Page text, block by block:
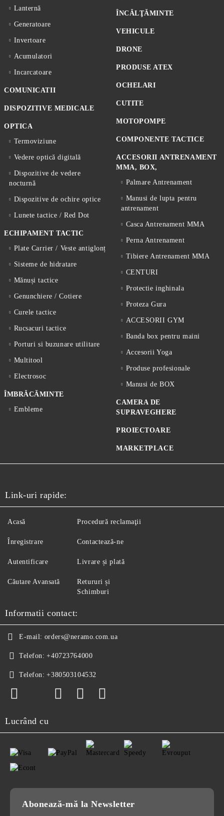
Lanternă
Generatoare
Invertoare
Acumulatori
Incarcatoare
COMUNICATII
DISPOZITIVE MEDICALE
OPTICA
Termoviziune
Vedere optică digitală
Dispozitive de vedere
nocturnă
Dispozitive de ochire optice
Lunete tactice / Red Dot
ECHIPAMENT TACTIC
Plate Carrier / Veste antiglonț
Sisteme de hidratare
Mănuși tactice
Genunchiere / Cotiere
Curele tactice
Rucsacuri tactice
Porturi si buzunare utilitare
Multitool
Electrosoc
ÎMBRĂCĂMINTE
Embleme
ÎNCĂLŢĂMINTE
VEHICULE
DRONE
PRODUSE ATEX
OCHELARI
CUTITE
MOTOPOMPE
COMPONENTE TACTICE
ACCESORII ANTRENAMENT
MMA, BOX,
Palmare Antrenament
Manusi de lupta pentru
antrenament
Casca Antrenament MMA
Perna Antrenament
Tibiere Antrenament MMA
CENTURI
Protectie inghinala
Proteza Gura
ACCESORII GYM
Banda box pentru maini
Accesorii Yoga
Produse profesionale
Manusi de BOX
CAMERA DE
SUPRAVEGHERE
PROIECTOARE
MARKETPLACE
Link-uri rapide:
Acasă
Înregistrare
Autentificare
Căutare Avansată
Procedură reclamaţii
Contactează-ne
Livrare și plată
Retururi și
Schimburi
Informatii contact:
E-mail: orders@neramo.com.ua
Telefon: +40723764000
Telefon: +380503104532
Lucrând cu
Abonează-mă la Newsletter